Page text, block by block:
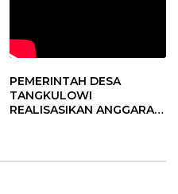
PEMERINTAH DESA
TANGKULOWI
REALISASIKAN ANGGARAN